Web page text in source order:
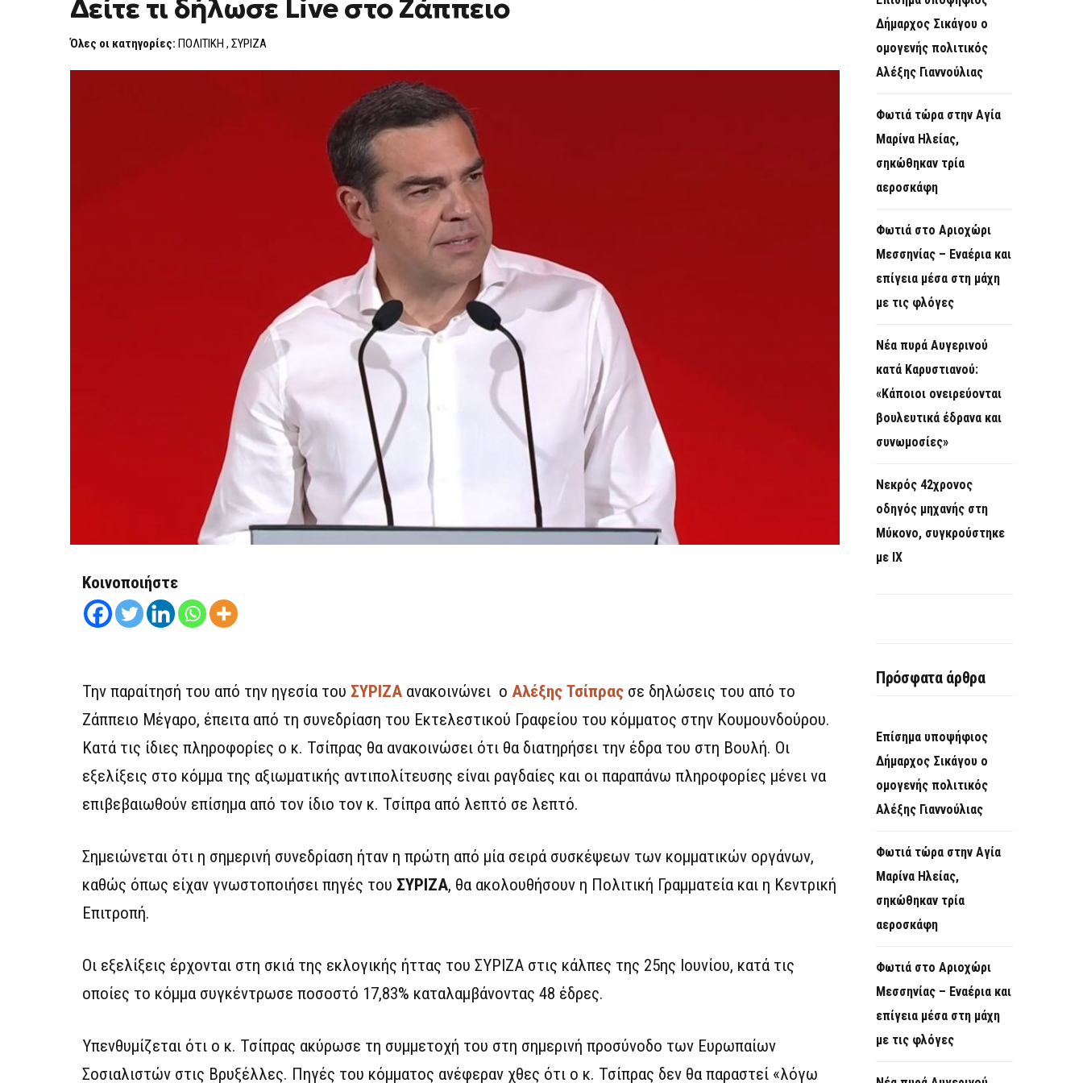
Δείτε τι δήλωσε Live στο Ζάππειο
Όλες οι κατηγορίες: ΠΟΛΙΤΙΚΗ , ΣΥΡΙΖΑ
Κοινοποιήστε
Την παραίτησή του από την ηγεσία του ΣΥΡΙΖΑ ανακοινώνει ο Αλέξης Τσίπρας σε δηλώσεις του από το
Ζάππειο Μέγαρο, έπειτα από τη συνεδρίαση του Εκτελεστικού Γραφείου του κόμματος στην Κουμουνδούρου.
Κατά τις ίδιες πληροφορίες ο κ. Τσίπρας θα ανακοινώσει ότι θα διατηρήσει την έδρα του στη Βουλή. Οι
εξελίξεις στο κόμμα της αξιωματικής αντιπολίτευσης είναι ραγδαίες και οι παραπάνω πληροφορίες μένει να
επιβεβαιωθούν επίσημα από τον ίδιο τον κ. Τσίπρα από λεπτό σε λεπτό.
Σημειώνεται ότι η σημερινή συνεδρίαση ήταν η πρώτη από μία σειρά συσκέψεων των κομματικών οργάνων,
καθώς όπως είχαν γνωστοποιήσει πηγές του ΣΥΡΙΖΑ, θα ακολουθήσουν η Πολιτική Γραμματεία και η Κεντρική
Επιτροπή.
Οι εξελίξεις έρχονται στη σκιά της εκλογικής ήττας του ΣΥΡΙΖΑ στις κάλπες της 25ης Ιουνίου, κατά τις
οποίες το κόμμα συγκέντρωσε ποσοστό 17,83% καταλαμβάνοντας 48 έδρες.
Υπενθυμίζεται ότι ο κ. Τσίπρας ακύρωσε τη συμμετοχή του στη σημερινή προσύνοδο των Ευρωπαίων
Σοσιαλιστών στις Βρυξέλλες. Πηγές του κόμματος ανέφεραν χθες ότι ο κ. Τσίπρας δεν θα παραστεί «λόγω
Δήμαρχος Σικάγου ο
ομογενής πολιτικός
Αλέξης Γιαννούλιας
Φωτιά τώρα στην Aγία
Μαρίνα Ηλείας,
σηκώθηκαν τρία
αεροσκάφη
Φωτιά στο Αριοχώρι
Μεσσηνίας – Εναέρια και
επίγεια μέσα στη μάχη
με τις φλόγες
Νέα πυρά Αυγερινού
κατά Καρυστιανού:
«Κάποιοι ονειρεύονται
βουλευτικά έδρανα και
συνωμοσίες»
Νεκρός 42χρονος
οδηγός μηχανής στη
Μύκονο, συγκρούστηκε
με ΙΧ
Πρόσφατα άρθρα
Επίσημα υποψήφιος
Δήμαρχος Σικάγου ο
ομογενής πολιτικός
Αλέξης Γιαννούλιας
Φωτιά τώρα στην Aγία
Μαρίνα Ηλείας,
σηκώθηκαν τρία
αεροσκάφη
Φωτιά στο Αριοχώρι
Μεσσηνίας – Εναέρια και
επίγεια μέσα στη μάχη
με τις φλόγες